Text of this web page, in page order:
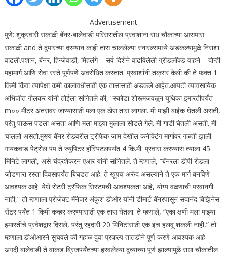
Advertisement
पुणे: शुक्रवारी सकाळी बॅनर-बालेवाडी परिसरातील प्रवाशांना राध चौकाच्या आसपास
सकाळी and ते दुपारच्या दरम्यान काही तास चाललेल्या स्नारल्समध्ये अडकल्यामुळे निराशा
वाढली.पशान, बॅनर, हिन्जेवाडी, मिहलंगे – सर्व दिशेने वाढविलेली ग्रीडलॉक्ड वाहने – दोन्ही
महामार्ग आणि सेवा रस्ते पूर्णपणे अवरोधित करतात. प्रवाशांनी तक्रार केली की ते फक्त 1
किमी किंवा त्यापेक्षा कमी कालावधीसाठी एक तासासाठी अडकले आहेत.आयटी व्यावसायिक
अभिजीत गोलकर यांनी तोईला सांगितले की, “स्कोडा शोरूमजवळून युथिका इमारतीपर्यंत
m०० मीटर अंतरावर जाण्यासाठी मला एक ठोस तास लागला. मी माझी बाईक घेतली असती,
परंतु पाऊस पडला असता आणि मला माझ्या मुलाला सोडले गेले. मी गाडी घेतली असती. मी
चाललो असतो.मुख्य बॅनर रोडवरील ट्रॅफिक जाम देखील कनेक्टिंग मार्गांवर गळती झाली.
गायकवाड पेट्रोल पंप ते ज्युपिटर हॉस्पिटलपर्यंत 4 कि.मी. प्रवास करण्यास त्याला 45
मिनिटे लागली, असे चंद्रशेकरन एआर यांनी सांगितले. ते म्हणाले, “बॅनरला डीपी रोडला
जोडणारा रस्ता दिवसापर्यंत बिघडत आहे. ते खूपच अरुंद असल्याने ते एक-मार्ग बनविणे
आवश्यक आहे. येथे रोटरी ट्रॅफिक सिस्टमची आवश्यकता आहे, योग्य वळणाची परवानगी
नाही,” तो म्हणाला.प्रोजेक्ट मॅनेजर अंकुश डीओर यांनी डीमार्ट बॅनरपासून सदानंद बिझिनेस
सेंटर पर्यंत 1 किमी कव्हर करण्यासाठी एक तास घेतला. ते म्हणाले, “एका क्षणी मला माझ्या
इमारतीचे प्रवेशद्वार दिसले, परंतु रहदारी 20 मिनिटांसाठी एक इंच हलवू शकली नाही,” तो
म्हणाला.डीओआरने सुचवले की गहाळ दुवा प्रकल्प तातडीने पूर्ण करणे आवश्यक आहे –
अगदी बालेवाडी ते वाकड ब्रिजपर्यंतच्या हरवलेल्या दुव्याच्या पूर्ण झाल्यामुळे राधा चौकातील